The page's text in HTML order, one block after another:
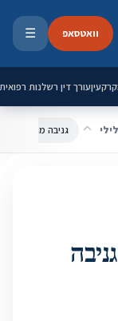
וואטסאפ ☰
עורך דין רשלנות רפואית
גניבה מחנויות |